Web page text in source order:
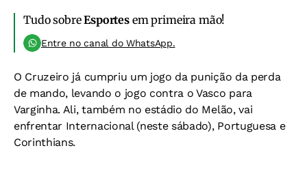
Tudo sobreEsportesem primeira mão!
Entre no canal do WhatsApp.
O Cruzeiro já cumpriu um jogo da punição da perda
de mando, levando o jogo contra o Vasco para
Varginha. Ali, também no estádio do Melão, vai
enfrentar Internacional (neste sábado), Portuguesa e
Corinthians.